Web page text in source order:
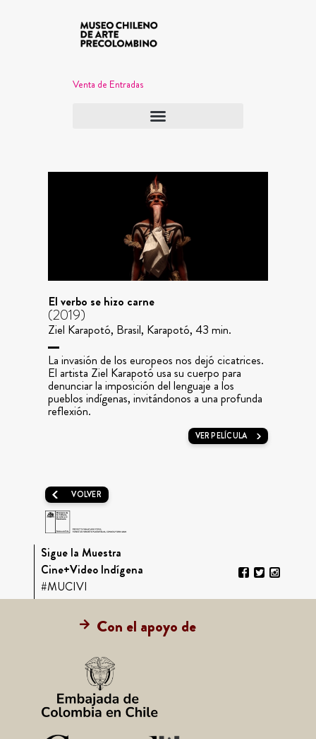
Venta de Entradas
El verbo se hizo carne
(2019)
Ziel Karapotó, Brasil, Karapotó, 43 min.
La invasión de los europeos nos dejó cicatrices.
El artista Ziel Karapotó usa su cuerpo para
denunciar la imposición del lenguaje a los
pueblos indígenas, invitándonos a una profunda
reflexión.
VER PELÍCULA
VOLVER
Sigue la Muestra
Cine+Video Indígena
#MUCIVI
Con el apoyo de